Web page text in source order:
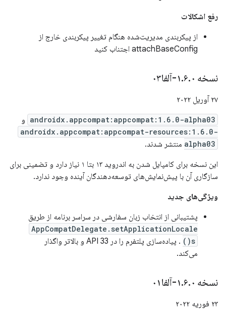
رفع اشکالات
از پیکربندی مدیریت‌شده هنگام تغییر پیکربندی خارج از
attachBaseConfig اجتناب کنید
نسخه ۱ .۶.۰-آلفا۰۳
۲۷ آوریل ۲۰۲۲
androidx.appcompat:appcompat:1.6.0-alpha03 و
androidx.appcompat:appcompat-resources:1.6.0-
alpha03 منتشر شدند.
این نسخه برای کامپایل شدن به اندروید ۱۳ بتا ۱ نیاز دارد و تضمینی برای
سازگاری آن با پیش‌نمایش‌های توسعه‌دهندگان آینده وجود ندارد.
ویژگی‌های جدید
پشتیبانی از انتخاب زبان سفارشی در سراسر برنامه از طریق
AppCompatDelegate.setApplicationLocale
s()
. پیاده‌سازی پلتفرم را در API 33 و بالاتر واگذار
می‌کند.
نسخه ۱ .۶.۰-آلفا۰۱
۲۳ فوریه ۲۰۲۲